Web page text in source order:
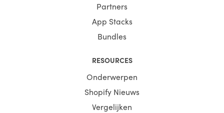
Partners
App Stacks
Bundles
RESOURCES
Onderwerpen
Shopify Nieuws
Vergelijken